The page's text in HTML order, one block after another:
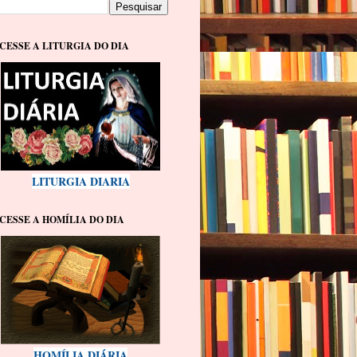
A LITURGIA DO DIA
LITURGIA DIARIA
A HOMÍLIA DO DIA